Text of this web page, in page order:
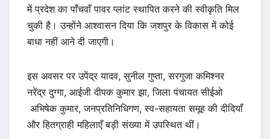
में प्रदेश का पाँचवाँ पावर प्लांट स्थापित करने की स्वीकृति मिल
चुकी है। उन्होंने आश्वासन दिया कि जशपुर के विकास में कोई
बाधा नहीं आने दी जाएगी।
इस अवसर पर उपेंद्र यादव, सुनील गुप्ता, सरगुजा कमिश्नर
नरेंद्र दुग्गा, आईजी दीपक कुमार झा, जिला पंचायत सीईओ
अभिषेक कुमार, जनप्रतिनिधिगण, स्व-सहायता समूह की दीदियाँ
और हितग्राही महिलाएँ बड़ी संख्या में उपस्थित थीं।